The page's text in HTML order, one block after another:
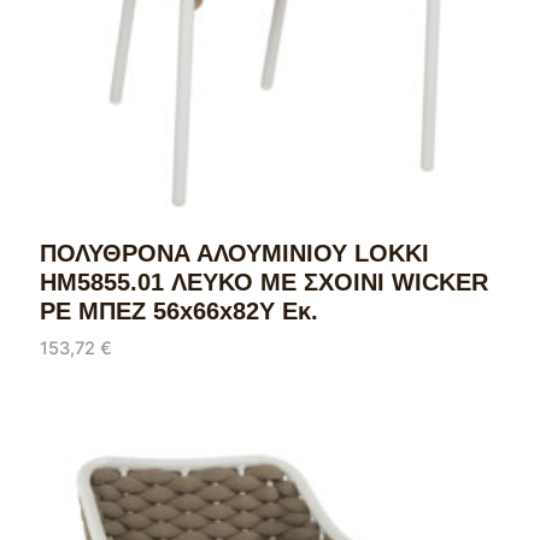
ΠΟΛΥΘΡΟΝΑ ΑΛΟΥΜΙΝΙΟΥ LOKKI
HM5855.01 ΛΕΥΚΟ ΜΕ ΣΧΟΙΝΙ WICKER
PE ΜΠΕΖ 56x66x82Υ Εκ.
153,72 €